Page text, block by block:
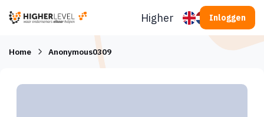
Higherlevel Inloggen
Home Anonymous0309